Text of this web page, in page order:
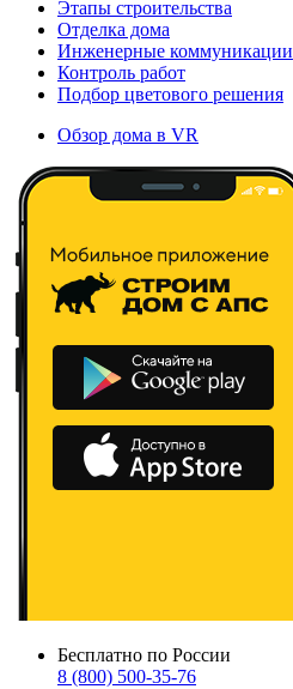
Этапы строительства
Отделка дома
Инженерные коммуникации
Контроль работ
Подбор цветового решения
Обзор дома в VR
Бесплатно по России
8 (800) 500-35-76